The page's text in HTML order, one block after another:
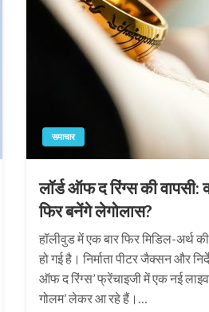
समाचार
लॉर्ड ऑफ द रिंग्स की
फिर बनेंगे लेगोलास?
हॉलीवुड में एक बार फिर मिडिल-अर्थ
हो गई है। निर्माता पीटर जैक्सन और
ऑफ द रिंग्स’ फ्रेंचाइजी में एक नई
गोलम’ लेकर आ रहे हैं।…